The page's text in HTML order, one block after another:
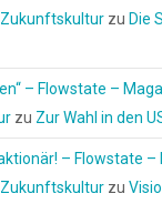
zu Die
– Flowstate –
zu Zur Wahl in den
– Flowstate
zu